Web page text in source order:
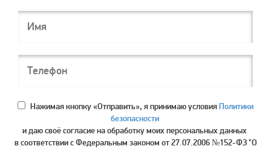
Нажимая кнопку «Отправить», я принимаю условияПолитики
безопасности
и даю своё согласие на обработку моих персональных данных
в соответствии с Федеральным законом от 27.07.2006 №152-ФЗ "О